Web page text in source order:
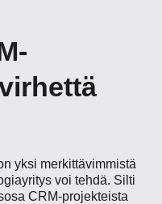
yksi merkittävimmistä
voi tehdä. Silti
CRM-projekteista